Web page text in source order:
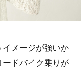
イメージが強いか
ードバイク乗りが